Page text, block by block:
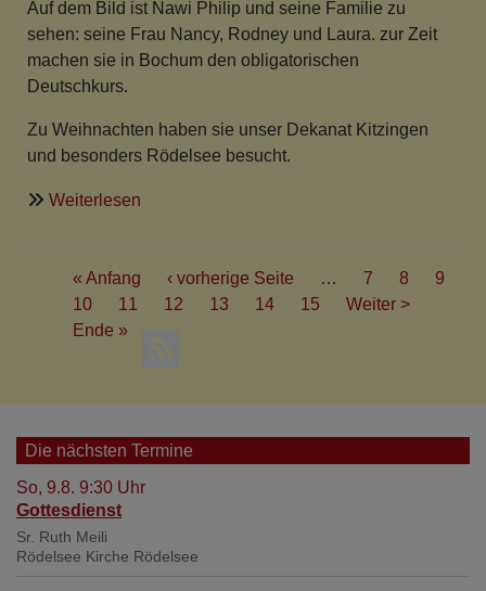
Auf dem Bild ist Nawi Philip und seine Familie zu
sehen: seine Frau Nancy, Rodney und Laura. zur Zeit
machen sie in Bochum den obligatorischen
Deutschkurs.
Zu Weihnachten haben sie unser Dekanat Kitzingen
und besonders Rödelsee besucht.
Weiterlesen
Philip
in
Rödelsee/Dekanat
Kitzingen
Seitennummerierung
First
page
« Anfang
Vorherige
Seite
‹ vorherige Seite … Seite
7 Seite
8 Seite
9
Seite
10 Seite
11
Aktuelle
12 Seite
13 Seite
14 Seite
15
Nächste
Weiter >
Last
Ende »
Die nächsten Termine
So, 9.8. 9:30 Uhr
Gottesdienst
Sr. Ruth Meili
Rödelsee Kirche Rödelsee